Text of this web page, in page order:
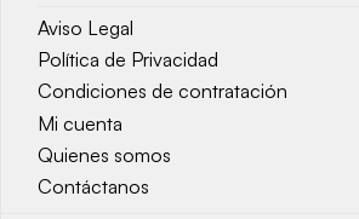
Aviso Legal
Política de Privacidad
Condiciones de contratación
Mi cuenta
Quienes somos
Contáctanos